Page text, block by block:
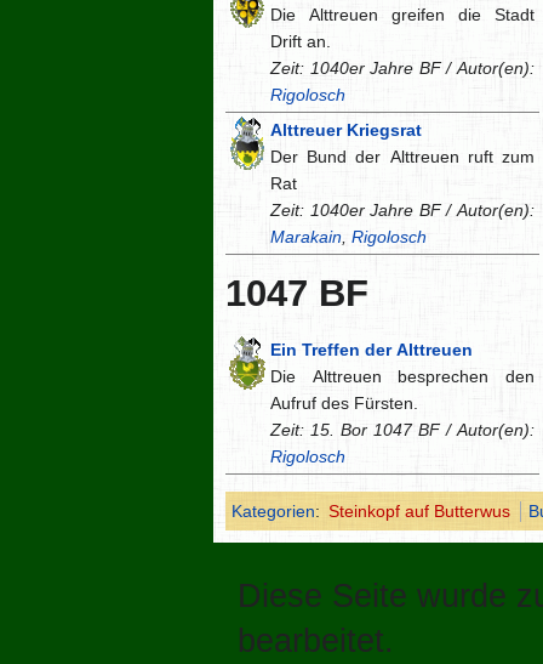
Die Alttreuen greifen die Stadt
Drift an.
Zeit: 1040er Jahre BF / Autor(en):
Rigolosch
Alttreuer Kriegsrat
Der Bund der Alttreuen ruft zum
Rat
Zeit: 1040er Jahre BF / Autor(en):
Marakain, Rigolosch
1047 BF
Ein Treffen der Alttreuen
Die Alttreuen besprechen den
Aufruf des Fürsten.
Zeit: 15. Bor 1047 BF / Autor(en):
Rigolosch
Kategorien: Steinkopf auf Butterwus
Diese Seite wurde
bearbeitet.